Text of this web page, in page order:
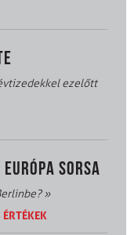
ezelőtt
SORSA
»
ÉRTÉKEK